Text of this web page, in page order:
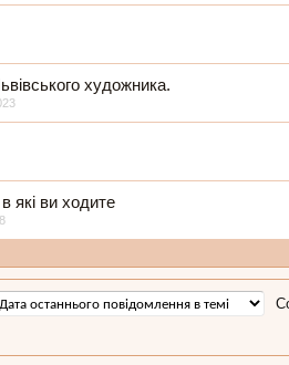
художника.
які ви ходите